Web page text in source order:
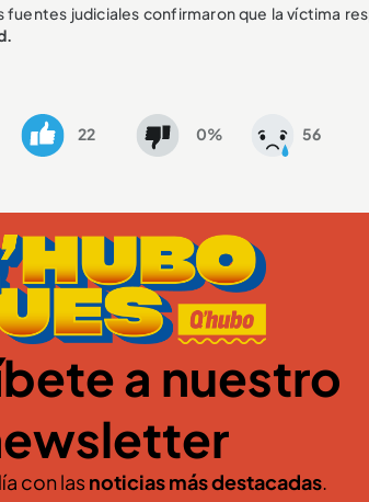
judiciales confirmaron que la víctima
22 0% 56
a nuestro
con lasnoticias más destacadas.